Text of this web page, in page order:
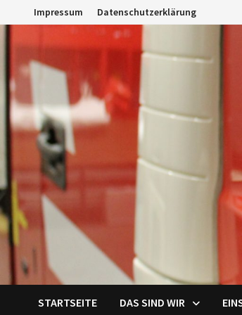
Inhalt
springen
Impressum Datenschutzerklärung
STARTSEITE DAS SIND WIR